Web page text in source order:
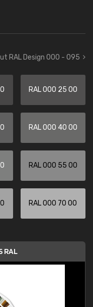
RAL Design 000 - 095
RAL 000 25 00
RAL 000 40 00
RAL 000 55 00
RAL 000 70 00
RAL